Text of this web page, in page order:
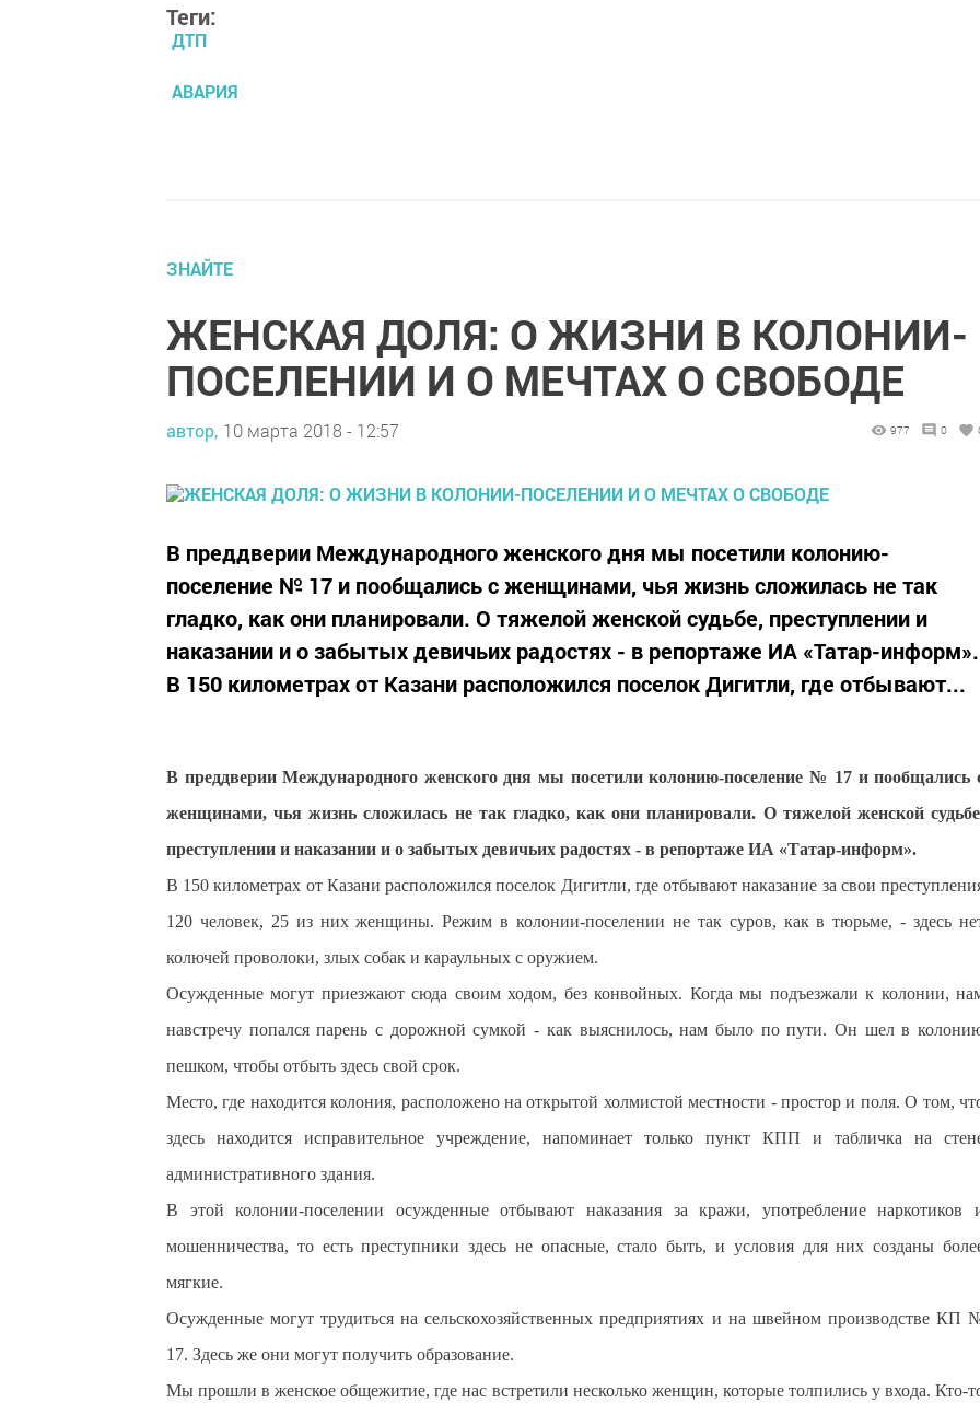
Теги:
ДТП
АВАРИЯ
ЗНАЙТЕ
ЖЕНСКАЯ ДОЛЯ: О ЖИЗНИ В КОЛОНИИ-
ПОСЕЛЕНИИ И О МЕЧТАХ О СВОБОДЕ
автор, 10 марта 2018 - 12:57 977 0
В преддверии Международного женского дня мы посетили колонию-
поселение № 17 и пообщались с женщинами, чья жизнь сложилась не так
гладко, как они планировали. О тяжелой женской судьбе, преступлении и
наказании и о забытых девичьих радостях - в репортаже ИА «Татар-информ».
В 150 километрах от Казани расположился поселок Дигитли, где отбывают...
В преддверии Международного женского дня мы посетили колонию-поселение № 17 и пообщались
женщинами, чья жизнь сложилась не так гладко, как они планировали. О тяжелой женской
преступлении и наказании и о забытых девичьих радостях - в репортаже ИА «Татар-информ».
В 150 километрах от Казани расположился поселок Дигитли, где отбывают наказание за свои
120 человек, 25 из них женщины. Режим в колонии-поселении не так суров, как в тюрьме, - здесь
колючей проволоки, злых собак и караульных с оружием.
Осужденные могут приезжают сюда своим ходом, без конвойных. Когда мы подъезжали к колонии,
навстречу попался парень с дорожной сумкой - как выяснилось, нам было по пути. Он шел в
пешком, чтобы отбыть здесь свой срок.
Место, где находится колония, расположено на открытой холмистой местности - простор и поля. О том,
здесь находится исправительное учреждение, напоминает только пункт КПП и табличка на
административного здания.
В этой колонии-поселении осужденные отбывают наказания за кражи, употребление наркотиков
мошенничества, то есть преступники здесь не опасные, стало быть, и условия для них созданы
мягкие.
Осужденные могут трудиться на сельскохозяйственных предприятиях и на швейном производстве КП
17. Здесь же они могут получить образование.
Мы прошли в женское общежитие, где нас встретили несколько женщин, которые толпились у входа. Кто-